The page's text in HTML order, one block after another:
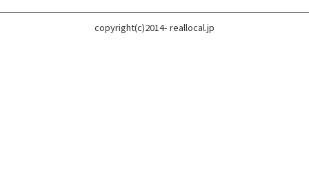
copyright(c)2014- reallocal.jp